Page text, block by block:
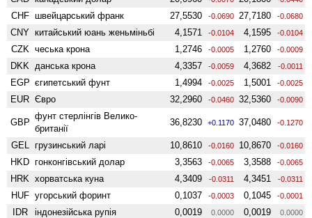
CHF швейцарський франк 27,5530 -0.0690 27,7180 -0.0680
CNY китайський юань женьмiньбi 4,1571 -0.0104 4,1595 -0.0104
CZK чеська крона 1,2746 -0.0005 1,2760 -0.0009
DKK данська крона 4,3357 -0.0059 4,3682 -0.0011
EGP єгипетський фунт 1,4994 -0.0025 1,5001 -0.0025
EUR Євро 32,2960 -0.0460 32,5360 -0.0090
GBP
фунт стерлінгів Велико­
британії
36,8230 +0.1170 37,0480 -0.1270
GEL грузинський ларі 10,8610 -0.0160 10,8670 -0.0160
HKD гонконгівський долар 3,3563 -0.0065 3,3588 -0.0065
HRK хорватська куна 4,3409 -0.0311 4,3451 -0.0311
HUF угорський форинт 0,1037 -0.0003 0,1045 -0.0001
IDR індонезійська рупія 0,0019 0.0000 0,0019 0.0000